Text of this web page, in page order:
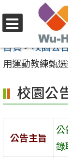
至
要
容
區
選
單
首頁>校園公
用運動教練甄
校園公
公告主旨
錄